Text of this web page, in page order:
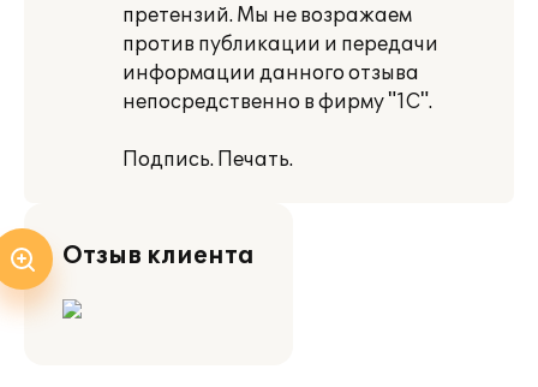
претензий. Мы не возражаем
против публикации и передачи
информации данного отзыва
непосредственно в фирму "1С".
Подпись. Печать.
Отзыв клиента